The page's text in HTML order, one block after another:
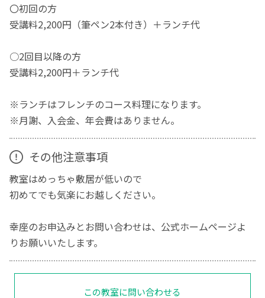
〇初回の方
受講料2,200円（筆ペン2本付き）＋ランチ代
○2回目以降の方
受講料2,200円＋ランチ代
※ランチはフレンチのコース料理になります。
※月謝、入会金、年会費はありません。
その他注意事項
教室はめっちゃ敷居が低いので
初めてでも気楽にお越しください。
幸座のお申込みとお問い合わせは、公式ホームページよ
りお願いいたします。
この教室に問い合わせる